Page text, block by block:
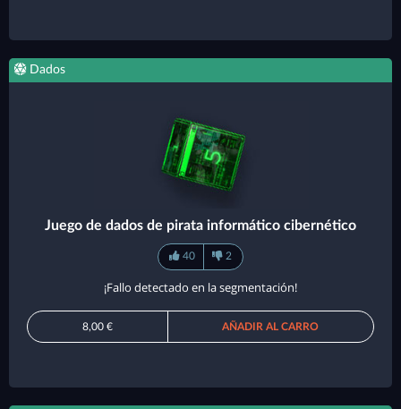
Dados
Juego de dados de pirata informático cibernético
40 2
¡Fallo detectado en la segmentación!
8,00 € AÑADIR AL CARRO